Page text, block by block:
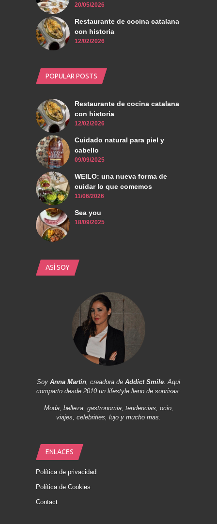
20/05/2026
Restaurante de cocina catalana
con historia
12/02/2026
POPULAR POSTS
Restaurante de cocina catalana
con historia
12/02/2026
Cuidado natural para piel y
cabello
09/09/2025
WEILO: una nueva forma de
cuidar lo que comemos
11/06/2026
Sea you
18/09/2025
ASÍ SOY
Soy Anna Martin, creadora de Addict Smile. Aqui
comparto desde 2010 un lifestyle lleno de sonrisas:
Moda, belleza, gastronomia, tendencias, ocio,
viajes, celebrities, lujo y mucho mas.
ENLACES
Política de privacidad
Política de Cookies
Contact